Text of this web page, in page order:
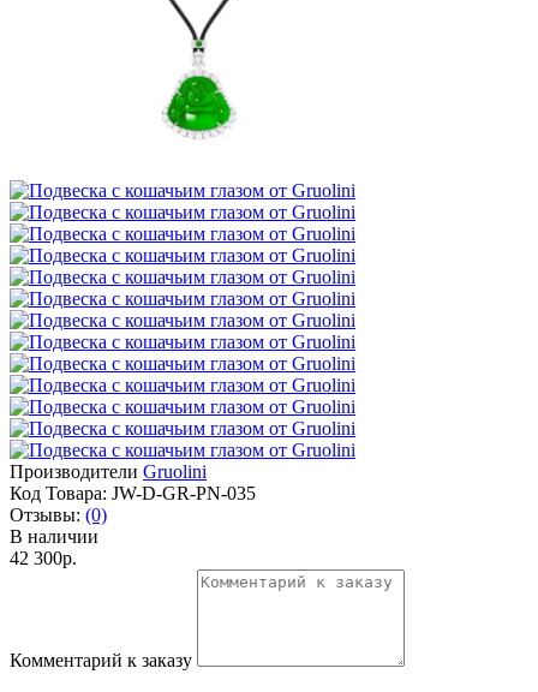
Производители Gruolini
Код Товара: JW-D-GR-PN-035
Отзывы: (0)
В наличии
42 300р.
Комментарий к заказу